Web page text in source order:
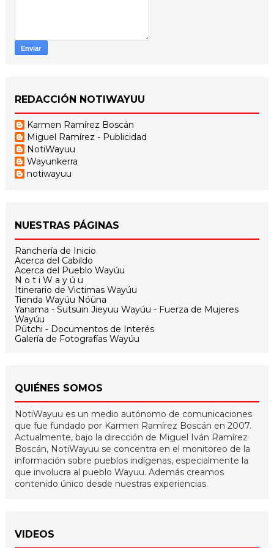
REDACCIÓN NOTIWAYUU
Karmen Ramírez Boscán
Miguel Ramírez - Publicidad
NotiWayuu
Wayunkerra
notiwayuu
NUESTRAS PÁGINAS
Ranchería de Inicio
Acerca del Cabildo
Acerca del Pueblo Wayúu
N o t i W a y ú u
Itinerario de Victimas Wayúu
Tienda Wayúu Nóüna
Yanama - Sutsüin Jieyuu Wayúu - Fuerza de Mujeres
Wayúu
Pütchi - Documentos de Interés
Galería de Fotografías Wayúu
QUIÉNES SOMOS
NotiWayuu es un medio autónomo de comunicaciones
que fue fundado por Karmen Ramírez Boscán en 2007.
Actualmente, bajo la dirección de Miguel Iván Ramírez
Boscán, NotiWayuu se concentra en el monitoreo de la
información sobre pueblos indígenas, especialmente la
que involucra al pueblo Wayuu. Además creamos
contenido único desde nuestras experiencias.
VIDEOS